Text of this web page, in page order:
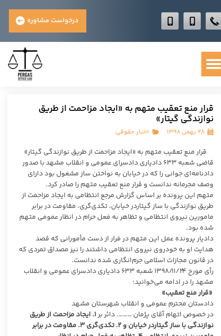
درخواست مشاوره
قرار منع تعقیب متهم به «ایجاد مزاحمت از طریق
نوازندگی گیتار»
۲۸ بهمن ۱۳۹۸ اخبار حقوقی
قرار منع تعقیب متهم به «ایجاد مزاحمت از طریق نوازندگی گیتار»
قاضی شعبه ۶۳۳ دادیاری دادسرای عمومی و انقلاب مشهد با صدور
دادنامه‌ای جوانی را که در خیابان به نواختن ساز مشغول بود دارای
وصف مجرمانه ندانست و قرار منع تعقیب متهم را صادر کرد.
متهم این پرونده بر اساس گزارش مرجع انتظامی به ایجاد مزاحمت از
طریق نوازندگی با ساز گیتاردر خیابان، تکدی‌گری، مقاومت در برابر
مامورین نیروی انتظامی و تظاهر به فعل حرام در انظار عمومی متهم
شده بود.
دادیار پرونده عمل این متهم در فرار از دست مأمورانی که قصد
هدایت او به خودروی نیروی انتظامی داشتند را نیز مصداق تمردی که
در قانون مجازات اسلامی جرم‌انگاری شده ندانست.
رأی مورخ ۱۳۹۸/۱۱/۲۴ شعبه ۶۳۳ دادیاری دادسرای عمومی و انقلاب
مشهد را در ادامه می‌خوانید:
«قرار منع تعقیب»
دادستان محترم عمومی و انقلاب شهرستان مشهد
در خصوص اتهام آقای پژمان ………. دائر بر ۱. ایجاد مزاحمت از طریق
نوازندگی با ساز گیتاردر خیابان و ۲. تکدی‌گری ۳. مقاومت در برابر